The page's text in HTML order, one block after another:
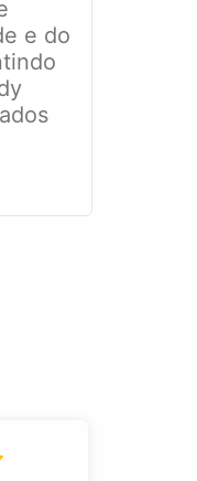
e do